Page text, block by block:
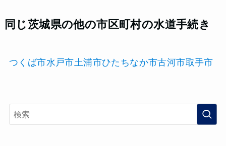
同じ茨城県の他の市区町村の水道手続き
つくば市水戸市土浦市ひたちなか市古河市取手市